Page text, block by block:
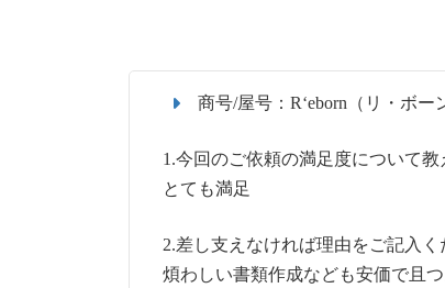
商号/屋号：R‘eborn（リ・ボー
1.今回のご依頼の満足度について教
とても満足
2.差し支えなければ理由をご記入く
煩わしい書類作成なども安価で且